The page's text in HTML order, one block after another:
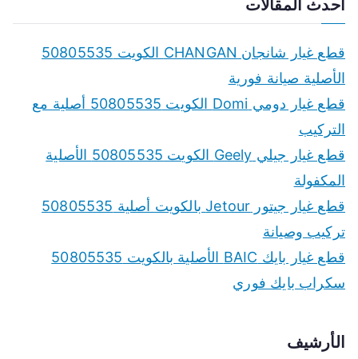
r
أحدث المقالات
قطع غيار شانجان CHANGAN الكويت 50805535
الأصلية صيانة فورية
قطع غيار دومي Domi الكويت 50805535 أصلية مع
التركيب
قطع غيار جيلي Geely الكويت 50805535 الأصلية
المكفولة
قطع غيار جيتور Jetour بالكويت أصلية 50805535
تركيب وصيانة
قطع غيار بايك BAIC الأصلية بالكويت 50805535
سكراب بايك فوري
الأرشيف